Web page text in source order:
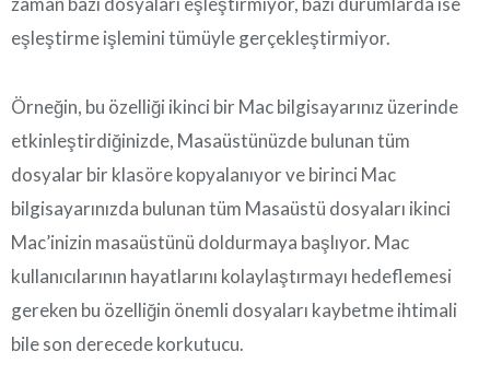
eşleştirme işlemini tümüyle gerçekleştirmiyor.
Örneğin, bu özelliği ikinci bir Mac bilgisayarınız üzerinde
etkinleştirdiğinizde, Masaüstünüzde bulunan tüm
dosyalar bir klasöre kopyalanıyor ve birinci Mac
bilgisayarınızda bulunan tüm Masaüstü dosyaları ikinci
Mac’inizin masaüstünü doldurmaya başlıyor. Mac
kullanıcılarının hayatlarını kolaylaştırmayı hedeflemesi
gereken bu özelliğin önemli dosyaları kaybetme ihtimali
bile son derecede korkutucu.